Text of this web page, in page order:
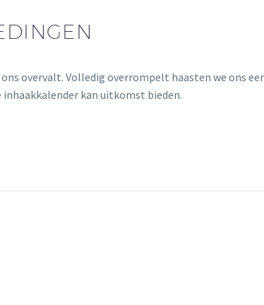
overvalt. Volledig overrompelt haasten we ons
kan uitkomst bieden.